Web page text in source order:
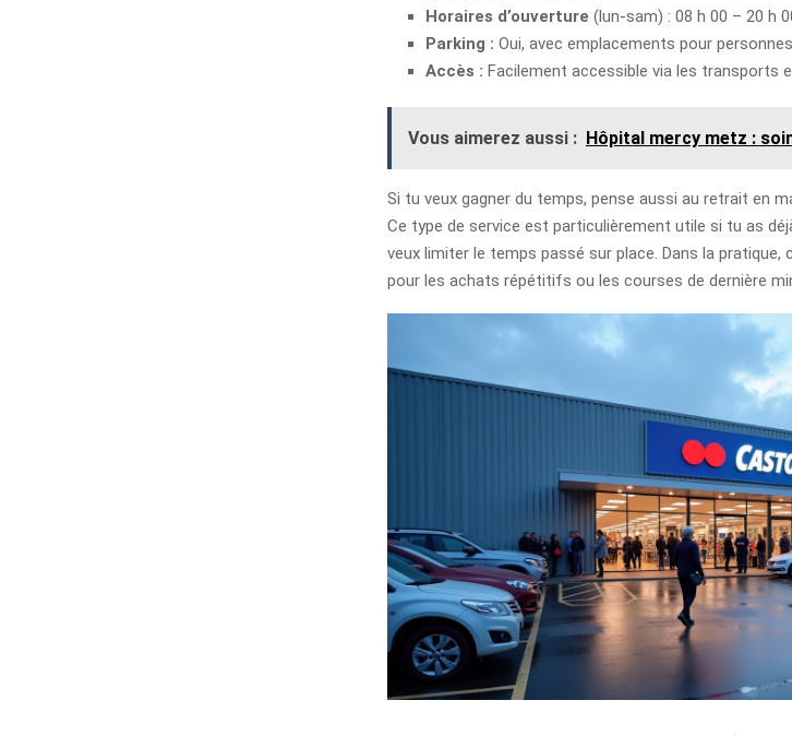
Horaires d’ouverture (lun‑sam) : 08 h 00 – 20 h
Parking : Oui, avec emplacements pour
Accès : Facilement accessible via les transports
Vous aimerez aussi : Hôpital mercy metz :
Si tu veux gagner du temps, pense aussi au retrait en
Ce type de service est particulièrement utile si tu as
veux limiter le temps passé sur place. Dans la
pour les achats répétitifs ou les courses de dernière